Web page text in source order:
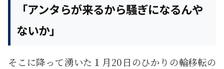
「アンタらが来るから騒ぎになるんや
ないか」
そこに降って湧いた１月20日のひかりの輪移転の